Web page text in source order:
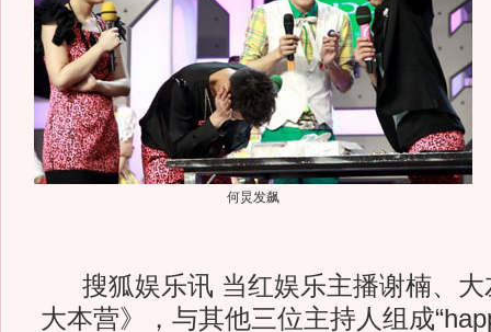
何炅发飙
搜狐娱乐讯 当红娱乐主播谢楠、大
大本营》，与其他三位主持人组成